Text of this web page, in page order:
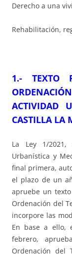
Derecho a una
Rehabilitación,
1.- TEXTO
ACTIVIDAD
CASTILLA LA
La Ley 1/
Urbanística y
final primera,
el plazo de un
apruebe un
Ordenación del
incorpore las
En base a ello,
febrero,
Ordenación del